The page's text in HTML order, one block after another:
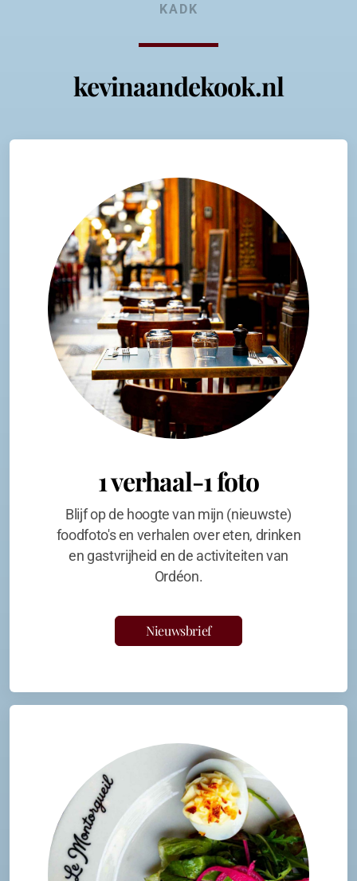
KADK
kevinaandekook.nl
1 verhaal-1 foto
Blijf op de hoogte van mijn (nieuwste)
foodfoto's en verhalen over eten, drinken
en gastvrijheid en de activiteiten van
Ordéon.
Nieuwsbrief